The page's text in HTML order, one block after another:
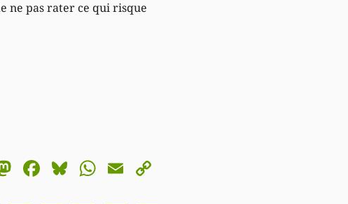
ne pas rater ce qui risque
Mastodon
Facebook
Bluesky
WhatsApp
Email